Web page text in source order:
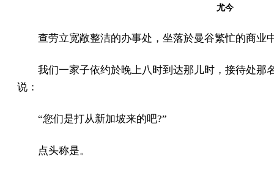
尤今
查劳立宽敞整洁的办事处，坐落於曼谷繁忙的商业
我们一家子依约於晚上八时到达那儿时，接待处那
说：
“您们是打从新加坡来的吧?”
点头称是。